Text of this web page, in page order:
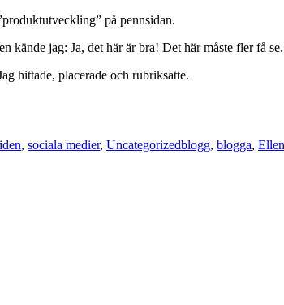
på pennsidan.
kände jag: Ja, det här är bra! Det här måste fler få se.
hittade, placerade och rubriksatte.
, sociala medier, UncategorizedTaggar
blogg, blogga, Ellen